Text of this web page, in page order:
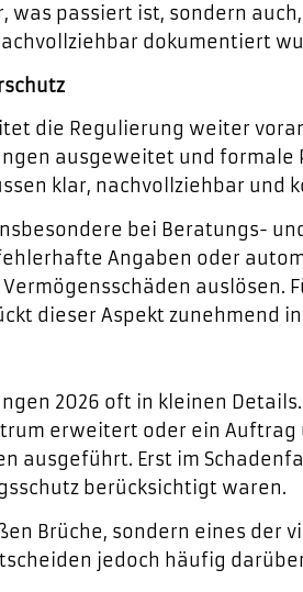
was passiert ist, sondern
dokumentiert
die Regulierung weiter
ausgeweitet und formale
klar, nachvollziehbar und
bei Beratungs-
Angaben oder
auslösen.
dieser Aspekt zunehmend in
2026 oft in kleinen
erweitert oder ein
ausgeführt. Erst im
berücksichtigt waren.
Brüche, sondern eines der
jedoch häufig